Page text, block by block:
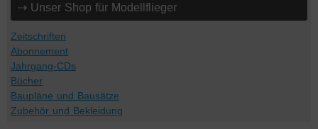
⇢ Unser Shop für Modellflieger
Zeitschriften
Abonnement
Jahrgang-CDs
Bücher
Baupläne und Bausätze
Zubehör und Bekleidung